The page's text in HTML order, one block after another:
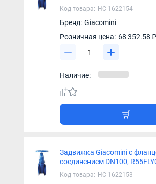
Код товара: НС-1622154
Бренд: Giacomini
Розничная цена: 68 352.58 ₽
Наличие:
Задвижка Giacomini с
соединением DN100,
Код товара: НС-1622153